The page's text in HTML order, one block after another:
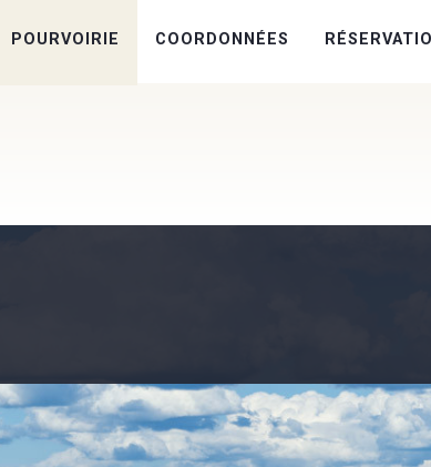
POURVOIRIE COORDONNÉES